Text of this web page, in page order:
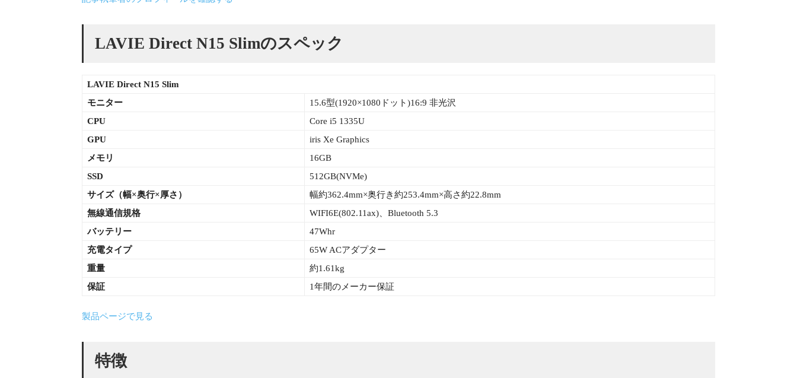
LAVIE Direct N15 Slimのスペック
LAVIE Direct N15 Slim
モニター
15.6型(1920×1080ドット)16:9 非光沢
CPU
Core i5 1335U
GPU
iris Xe Graphics
メモリ
16GB
SSD
512GB(NVMe)
サイズ（幅×奥行×厚さ）
幅約362.4mm×奥行き約253.4mm×高さ約22.8mm
無線通信規格
WIFI6E(802.11ax)、Bluetooth 5.3
バッテリー
47Whr
充電タイプ
65W ACアダプター
重量
約1.61kg
保証
1年間のメーカー保証
製品ページで見る
特徴